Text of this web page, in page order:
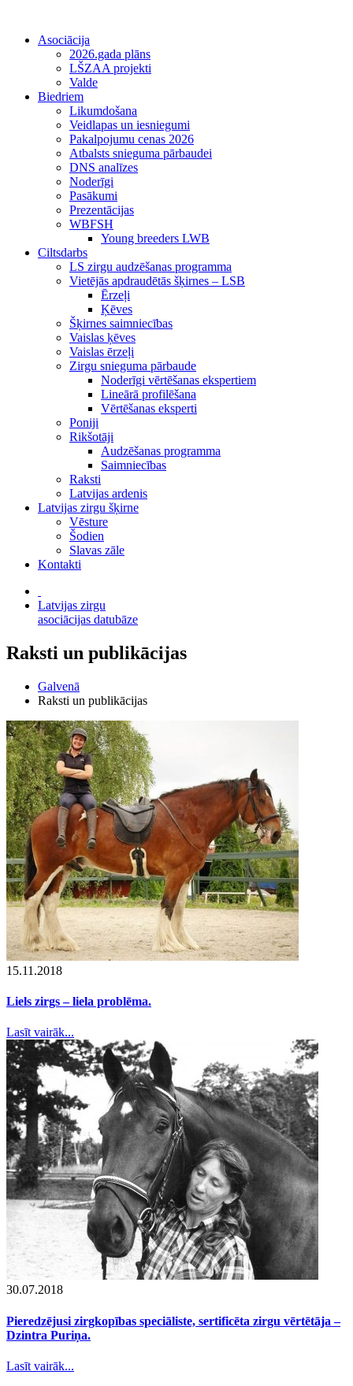
Asociācija
2026.gada plāns
LŠZAA projekti
Valde
Biedriem
Likumdošana
Veidlapas un iesniegumi
Pakalpojumu cenas 2026
Atbalsts snieguma pārbaudei
DNS analīzes
Noderīgi
Pasākumi
Prezentācijas
WBFSH
Young breeders LWB
Ciltsdarbs
LS zirgu audzēšanas programma
Vietējās apdraudētās šķirnes – LSB
Ērzeļi
Ķēves
Šķirnes saimniecības
Vaislas ķēves
Vaislas ērzeļi
Zirgu snieguma pārbaude
Noderīgi vērtēšanas ekspertiem
Lineārā profilēšana
Vērtēšanas eksperti
Poniji
Rikšotāji
Audzēšanas programma
Saimniecības
Raksti
Latvijas ardenis
Latvijas zirgu šķirne
Vēsture
Šodien
Slavas zāle
Kontakti
Latvijas zirgu
asociācijas datubāze
Raksti un publikācijas
Galvenā
Raksti un publikācijas
15.11.2018
Liels zirgs – liela problēma.
Lasīt vairāk...
30.07.2018
Pieredzējusi zirgkopības speciāliste, sertificēta zirgu vērtētāja –
Dzintra Puriņa.
Lasīt vairāk...